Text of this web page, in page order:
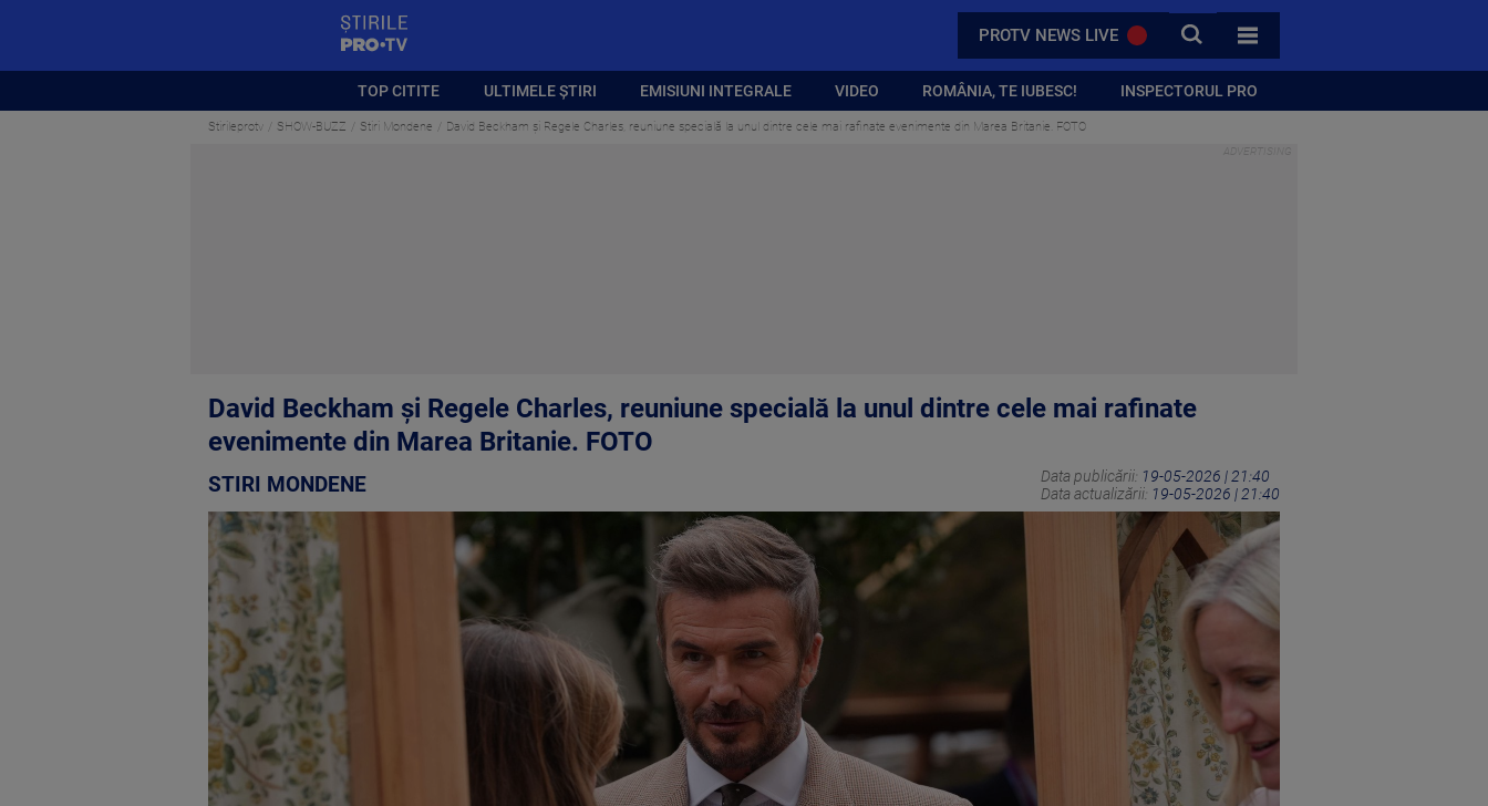
PROTV NEWS LIVE CAUTA
TOATE CATEGORIILE
TOP CITITE ULTIMELE ȘTIRI EMISIUNI INTEGRALE VIDEO ROMÂNIA, TE IUBESC! INSPECTORUL PRO
Stirileprotv SHOW-BUZZ Stiri Mondene David Beckham şi Regele Charles, reuniune specială la unul dintre cele mai rafinate evenimente din Marea Britanie. FOTO
David Beckham şi Regele Charles, reuniune specială la unul dintre cele mai rafinate
evenimente din Marea Britanie. FOTO
STIRI MONDENE Data publicării: 19-05-2026 | 21:40
Data actualizării: 19-05-2026 | 21:40